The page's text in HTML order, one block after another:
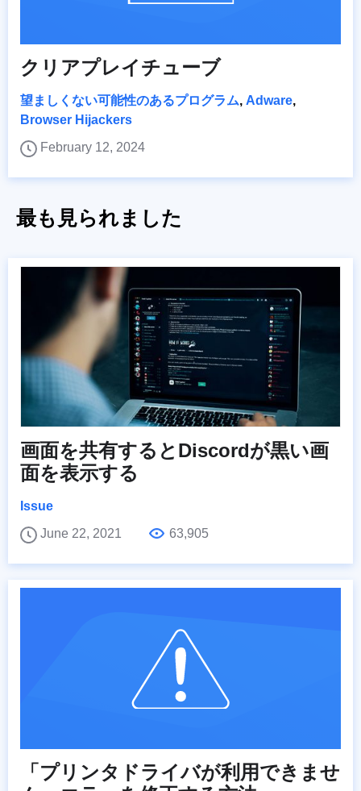
クリアプレイチューブ
望ましくない可能性のあるプログラム, Adware,
Browser Hijackers
February 12, 2024
最も見られました
画面を共有するとDiscordが黒い画
面を表示する
Issue
June 22, 2021
63,905
「プリンタドライバが利用できませ